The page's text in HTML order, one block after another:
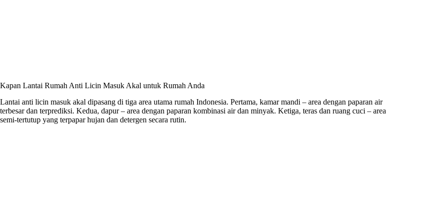
Kapan Lantai Rumah Anti Licin Masuk Akal untuk Rumah Anda
Lantai anti licin masuk akal dipasang di tiga area utama rumah Indonesia. Pertama, kamar mandi – area dengan paparan air
terbesar dan terprediksi. Kedua, dapur – area dengan paparan kombinasi air dan minyak. Ketiga, teras dan ruang cuci – area
semi-tertutup yang terpapar hujan dan detergen secara rutin.